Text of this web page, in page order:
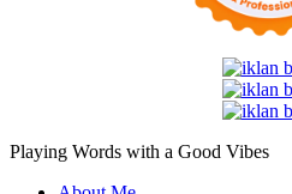
Playing Words with a Good Vibes